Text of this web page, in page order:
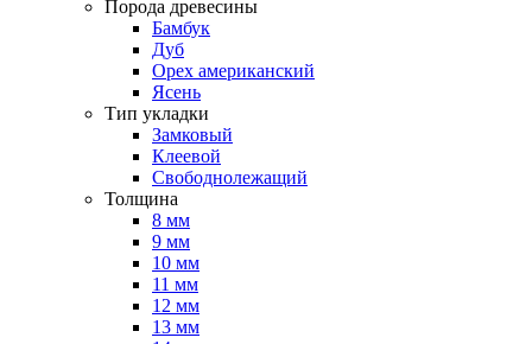
Порода древесины
Бамбук
Дуб
Орех американский
Ясень
Тип укладки
Замковый
Клеевой
Свободнолежащий
Толщина
8 мм
9 мм
10 мм
11 мм
12 мм
13 мм